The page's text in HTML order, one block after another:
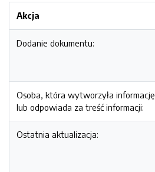
Akcja
Dodanie dokumentu:
Osoba, która wytworzyła informację
lub odpowiada za treść informacji:
Ostatnia aktualizacja: